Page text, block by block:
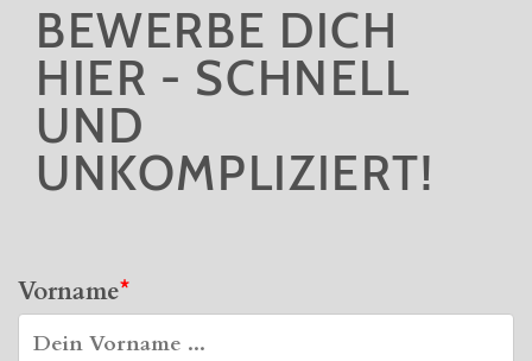
BEWERBE DICH
HIER - SCHNELL
UND
UNKOMPLIZIERT!
Vorname